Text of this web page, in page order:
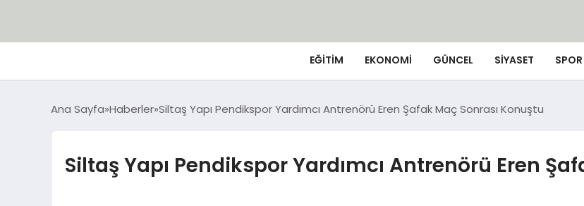
EĞİTİM EKONOMİ GÜNCEL SIYASET SPOR
Ana Sayfa Haberler Siltaş Yapı Pendikspor Yardımcı Antrenörü Eren Şafak Maç Sonrası Konuştu
Siltaş Yapı Pendikspor Yardımcı Antrenörü Eren